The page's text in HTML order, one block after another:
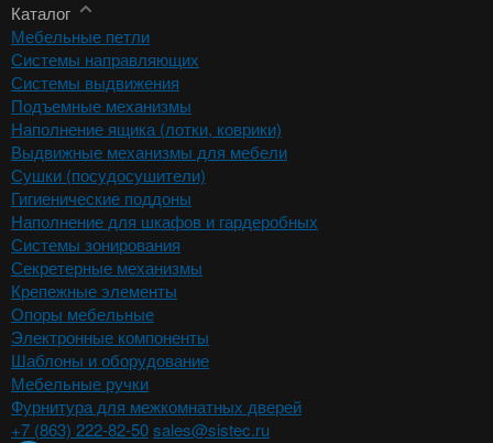
Каталог
Мебельные петли
Системы направляющих
Системы выдвижения
Подъемные механизмы
Наполнение ящика (лотки, коврики)
Выдвижные механизмы для мебели
Сушки (посудосушители)
Гигиенические поддоны
Наполнение для шкафов и гардеробных
Системы зонирования
Секретерные механизмы
Крепежные элементы
Опоры мебельные
Электронные компоненты
Шаблоны и оборудование
Мебельные ручки
Фурнитура для межкомнатных дверей
+7 (863) 222-82-50sales@sistec.ru